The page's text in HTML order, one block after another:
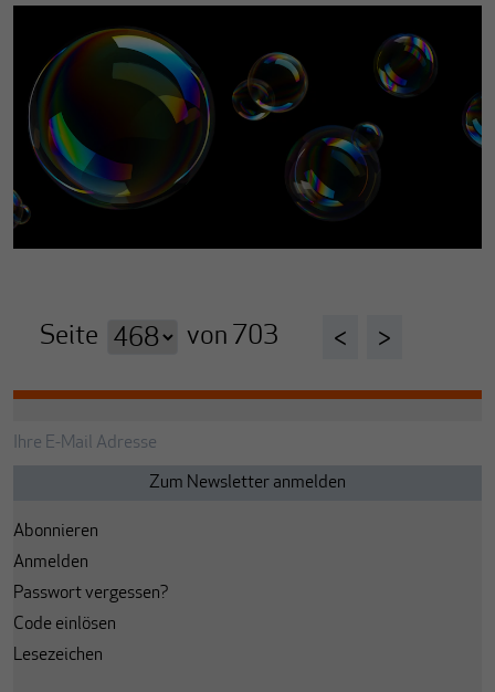
Seite von 703 < >
Abonnieren
Anmelden
Passwort vergessen?
Code einlösen
Lesezeichen